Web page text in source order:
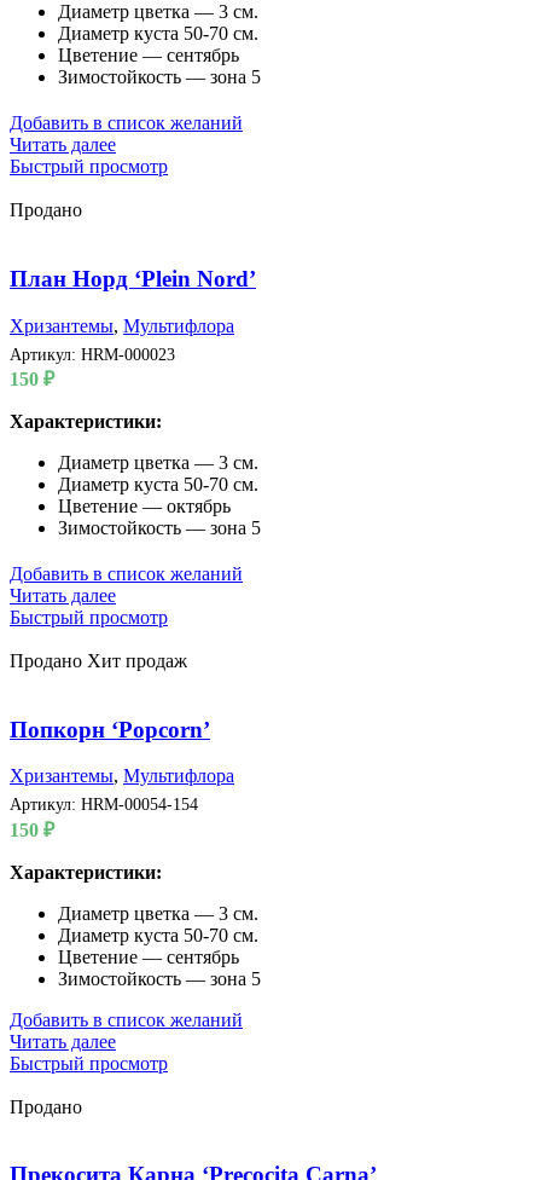
Диаметр цветка — 3 см.
Диаметр куста 50-70 см.
Цветение — сентябрь
Зимостойкость — зона 5
Добавить в список желаний
Читать далее
Быстрый просмотр
Продано
План Норд ‘Plein Nord’
Хризантемы, Мультифлора
Артикул: HRM-000023
150 ₽
Характеристики:
Диаметр цветка — 3 см.
Диаметр куста 50-70 см.
Цветение — октябрь
Зимостойкость — зона 5
Добавить в список желаний
Читать далее
Быстрый просмотр
Продано Хит продаж
Попкорн ‘Popcorn’
Хризантемы, Мультифлора
Артикул: HRM-00054-154
150 ₽
Характеристики:
Диаметр цветка — 3 см.
Диаметр куста 50-70 см.
Цветение — сентябрь
Зимостойкость — зона 5
Добавить в список желаний
Читать далее
Быстрый просмотр
Продано